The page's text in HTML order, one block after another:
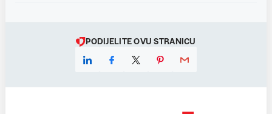
PODIJELITE OVU STRANICU